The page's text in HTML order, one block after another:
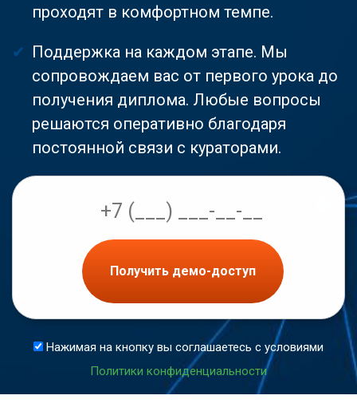
проходят в комфортном темпе.
Поддержка на каждом этапе. Мы
сопровождаем вас от первого урока до
получения диплома. Любые вопросы
решаются оперативно благодаря
постоянной связи с кураторами.
Получить демо-доступ
Нажимая на кнопку вы соглашаетесь с условиями
Политики конфиденциальности